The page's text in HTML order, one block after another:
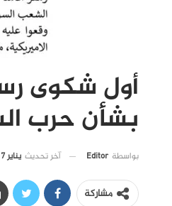
أول شكوى
بشأن حرب
بواسطة Editor آخر تحديث يناير 17, 2024
مشاركة